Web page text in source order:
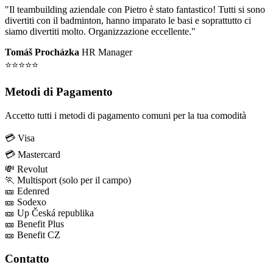
"Il teambuilding aziendale con Pietro è stato fantastico! Tutti si sono
divertiti con il badminton, hanno imparato le basi e soprattutto ci
siamo divertiti molto. Organizzazione eccellente."
Tomáš Procházka HR Manager
⭐⭐⭐⭐⭐
Metodi di Pagamento
Accetto tutti i metodi di pagamento comuni per la tua comodità
💳 Visa
💳 Mastercard
💸 Revolut
🏃 Multisport (solo per il campo)
🎫 Edenred
🎫 Sodexo
🎫 Up Česká republika
🎫 Benefit Plus
🎫 Benefit CZ
Contatto